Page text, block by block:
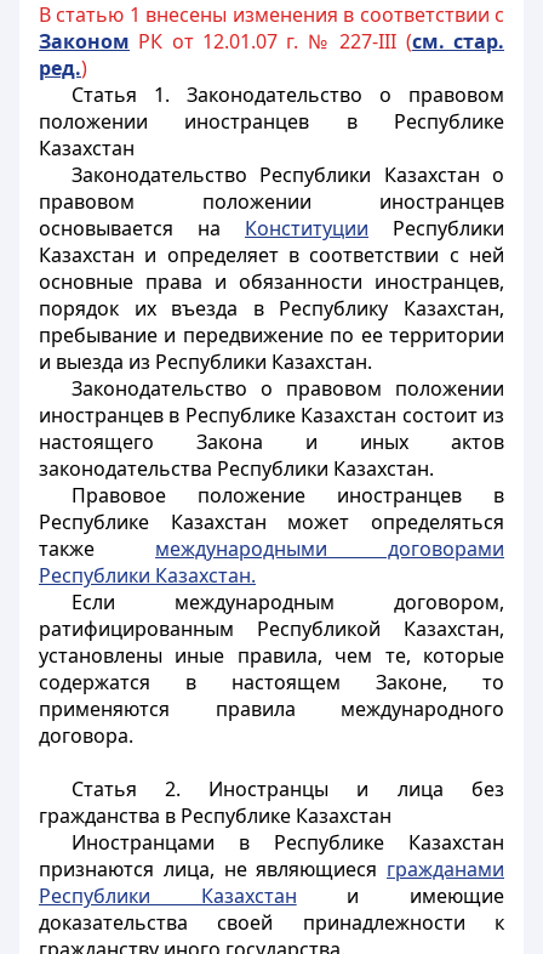
В статью 1 внесены изменения в соответствии с
Законом РК от 12.01.07 г. № 227-III (см. стар.
ред.)
Статья 1. Законодательство о правовом
положении иностранцев в Республике
Казахстан
Законодательство Республики Казахстан о
правовом положении иностранцев
основывается на Конституции Республики
Казахстан и определяет в соответствии с ней
основные права и обязанности иностранцев,
порядок их въезда в Республику Казахстан,
пребывание и передвижение по ее территории
и выезда из Республики Казахстан.
Законодательство о правовом положении
иностранцев в Республике Казахстан состоит из
настоящего Закона и иных актов
законодательства Республики Казахстан.
Правовое положение иностранцевв
Республике Казахстан может определяться
также международными договорами
Республики Казахстан.
Если международным договором,
ратифицированным Республикой Казахстан,
установлены иные правила, чем те, которые
содержатся в настоящем Законе, то
применяются правила международного
договора.
Статья 2. Иностранцы и лица без
гражданства в Республике Казахстан
Иностранцами в Республике Казахстан
признаются лица, не являющиеся гражданами
Республики Казахстан и имеющие
доказательства своей принадлежности к